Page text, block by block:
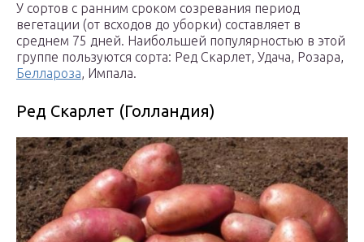
У сортов с ранним сроком созревания период
вегетации (от всходов до уборки) составляет в
среднем 75 дней. Наибольшей популярностью в этой
группе пользуются сорта: Ред Скарлет, Удача, Розара,
Беллароза, Импала.
Ред Скарлет (Голландия)